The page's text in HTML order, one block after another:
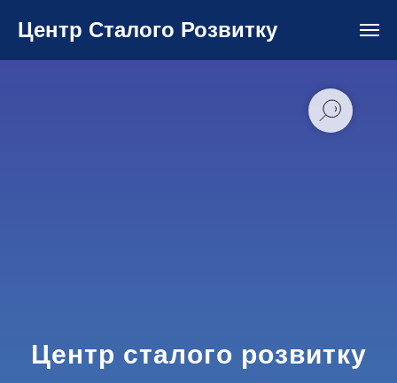
Центр Сталого Розвитку
Центр сталого розвитку